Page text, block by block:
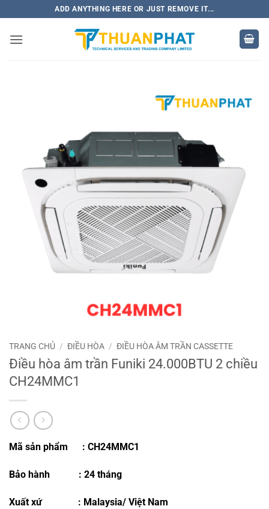
qua
nội
ADD ANYTHING HERE OR JUST REMOVE IT...
TRANG CHỦ / ĐIỀU HÒA / ĐIỀU HÒA ÂM TRẦN CASSETTE
Điều hòa âm trần Funiki 24.000BTU 2 chiều
CH24MMC1
Mã sản phẩm : CH24MMC1
Bảo hành : 24 tháng
Xuất xứ : Malaysia/ Việt Nam